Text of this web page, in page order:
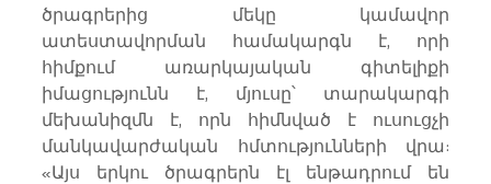
ծրագրերից մեկը կամավոր
ատեստավորման համակարգն է, որի
հիմքում առարկայական գիտելիքի
իմացությունն է, մյուսը՝ տարակարգի
մեխանիզմն է, որն հիմնված է ուսուցչի
մանկավարժական հմտությունների վրա:
«Այս երկու ծրագրերն էլ ենթադրում են